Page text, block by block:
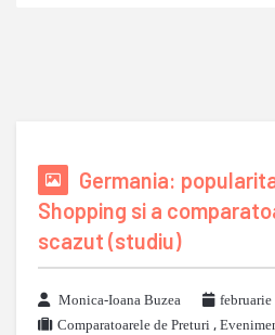
Germania:
Shopping si a
scazut (studiu)
Monica-Ioana Buzea
februarie
Comparatoarele de Preturi ,